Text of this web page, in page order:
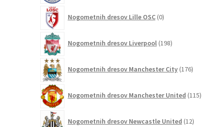
Nogometnih dresov Lille OSC 0izdelkov
Nogometnih dresov Liverpool 198izdelkov
Nogometnih dresov Manchester City 176izdelkov
Nogometnih dresov Manchester United 115
Nogometnih dresov Newcastle United 12